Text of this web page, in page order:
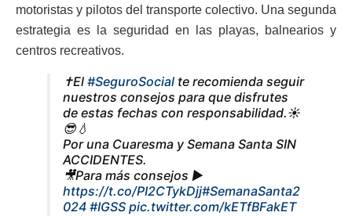
motoristas y pilotos del transporte colectivo. Una segunda
estrategia es la seguridad en las playas, balnearios y
centros recreativos.
✝️El #SeguroSocial te recomienda seguir
nuestros consejos para que disfrutes
de estas fechas con responsabilidad.☀️
😎💧
Por una Cuaresma y Semana Santa SIN
ACCIDENTES.
🎥Para más consejos ▶️
https://t.co/PI2CTykDjj#SemanaSanta2
024 #IGSS pic.twitter.com/kETfBFakET